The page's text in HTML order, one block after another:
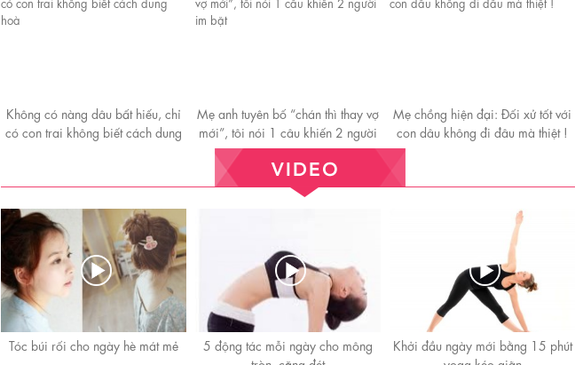
Không có nàng dâu bất hiếu, chỉ
có con trai không biết cách dung
Mẹ anh tuyên bố “chán thì thay vợ
mới”, tôi nói 1 câu khiến 2 người
im bặt
Mẹ chồng hiện đại: Đối xử tốt với
con dâu không đi đâu mà thiệt !
Tóc búi rối cho ngày hè mát mẻ
5 động tác mỗi ngày cho mông
Khởi đầu ngày mới bằng 15 phút